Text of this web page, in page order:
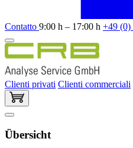
Contatto 9:00 h – 17:00 h +49 (0)
Clienti privati Clienti commerciali
Übersicht